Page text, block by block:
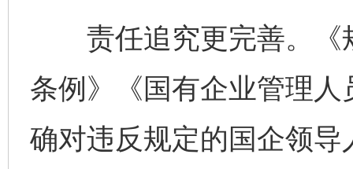
责任追究更完善。《
条例》《国有企业管理
确对违反规定的国企领